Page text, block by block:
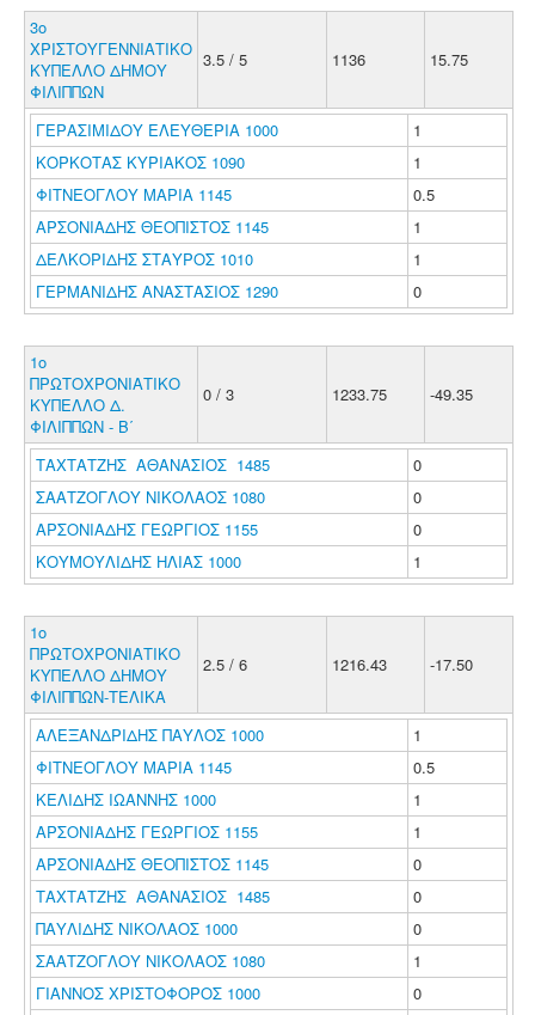
3ο
ΧΡΙΣΤΟΥΓΕΝΝΙΑΤΙΚΟ
ΚΥΠΕΛΛΟ ΔΗΜΟΥ
ΦΙΛΙΠΠΩΝ
3.5 / 5 1136 15.75
ΓΕΡΑΣΙΜΙΔΟΥ ΕΛΕΥΘΕΡΙΑ 1000
1
ΚΟΡΚΟΤΑΣ ΚΥΡΙΑΚΟΣ 1090
1
ΦΙΤΝΕΟΓΛΟΥ ΜΑΡΙΑ 1145
0.5
ΑΡΣΟΝΙΑΔΗΣ ΘΕΟΠΙΣΤΟΣ 1145
1
ΔΕΛΚΟΡΙΔΗΣ ΣΤΑΥΡΟΣ 1010
1
ΓΕΡΜΑΝΙΔΗΣ ΑΝΑΣΤΑΣΙΟΣ 1290
0
1ο
ΠΡΩΤΟΧΡΟΝΙΑΤΙΚΟ
ΚΥΠΕΛΛΟ Δ.
ΦΙΛΙΠΠΩΝ - Β΄
0 / 3 1233.75 -49.35
ΤΑΧΤΑΤΖΗΣ ΑΘΑΝΑΣΙΟΣ 1485
0
ΣΑΑΤΖΟΓΛΟΥ ΝΙΚΟΛΑΟΣ 1080
0
ΑΡΣΟΝΙΑΔΗΣ ΓΕΩΡΓΙΟΣ 1155
0
ΚΟΥΜΟΥΛΙΔΗΣ ΗΛΙΑΣ 1000
1
1ο
ΠΡΩΤΟΧΡΟΝΙΑΤΙΚΟ
ΚΥΠΕΛΛΟ ΔΗΜΟΥ
ΦΙΛΙΠΠΩΝ-ΤΕΛΙΚΑ
2.5 / 6 1216.43 -17.50
ΑΛΕΞΑΝΔΡΙΔΗΣ ΠΑΥΛΟΣ 1000
1
ΦΙΤΝΕΟΓΛΟΥ ΜΑΡΙΑ 1145
0.5
ΚΕΛΙΔΗΣ ΙΩΑΝΝΗΣ 1000
1
ΑΡΣΟΝΙΑΔΗΣ ΓΕΩΡΓΙΟΣ 1155
1
ΑΡΣΟΝΙΑΔΗΣ ΘΕΟΠΙΣΤΟΣ 1145
0
ΤΑΧΤΑΤΖΗΣ ΑΘΑΝΑΣΙΟΣ 1485
0
ΠΑΥΛΙΔΗΣ ΝΙΚΟΛΑΟΣ 1000
0
ΣΑΑΤΖΟΓΛΟΥ ΝΙΚΟΛΑΟΣ 1080
1
ΓΙΑΝΝΟΣ ΧΡΙΣΤΟΦΟΡΟΣ 1000
0